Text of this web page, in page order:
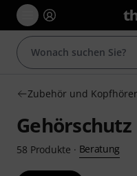
Zubehör und Kopfhörer
Gehörschutz
58 Produkte · Beratung